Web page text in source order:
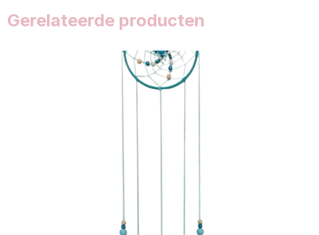
Gerelateerde producten